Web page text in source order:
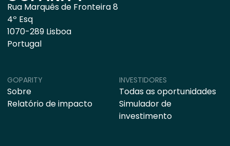
Rua Marquês de Fronteira 8
4º Esq
1070-289 Lisboa
Portugal
GOPARITY
Sobre
Relatório de impacto
INVESTIDORES
Todas as oportunidades
Simulador de
investimento